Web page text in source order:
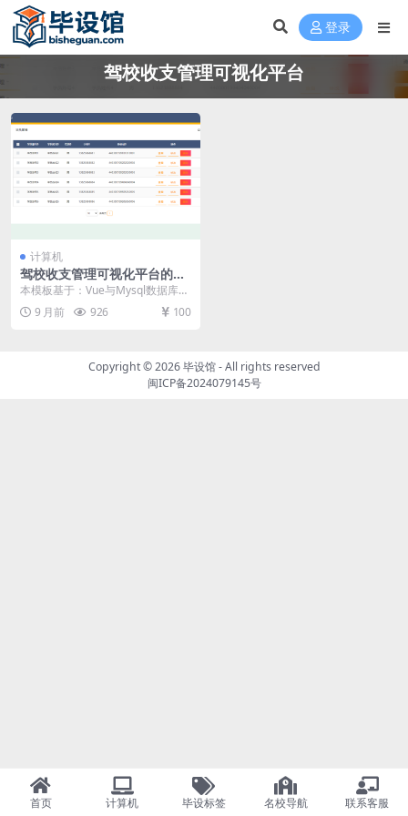
登录
驾校收支管理可视化平台
计算机
驾校收支管理可视化平台的设
计与实现毕设模板 毕业设计模
板及毕业论文与开题报告
本模板基于：Vue与Mysql数据库开
发 系统功能实现 系统实现部分就是
将系统分...
9 月前 926 100
Copyright © 2026毕设馆- All rights reserved
闽ICP备2024079145号
首页 计算机 毕设标签 名校导航 联系客服